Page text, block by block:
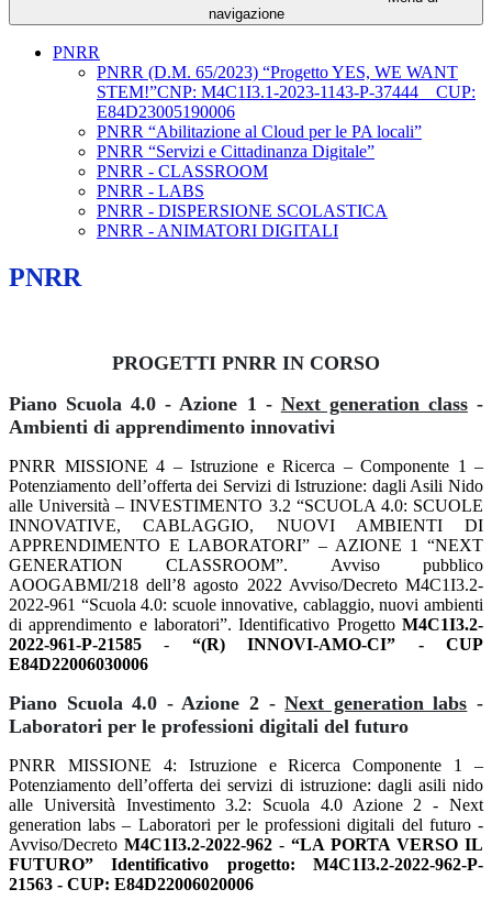
navigazione
PNRR
PNRR (D.M. 65/2023) “Progetto YES, WE WANT
STEM!”CNP: M4C1I3.1-2023-1143-P-37444 _ CUP:
E84D23005190006
PNRR “Abilitazione al Cloud per le PA locali”
PNRR “Servizi e Cittadinanza Digitale”
PNRR - CLASSROOM
PNRR - LABS
PNRR - DISPERSIONE SCOLASTICA
PNRR - ANIMATORI DIGITALI
PNRR
PROGETTI PNRR IN CORSO
Piano Scuola 4.0 - Azione 1 - Next generation class-
Ambienti di apprendimento innovativi
PNRR MISSIONE 4 – Istruzione e Ricerca – Componente 1 –
Potenziamento dell’offerta dei Servizi di Istruzione: dagli Asili Nido
alle Università – INVESTIMENTO 3.2 “SCUOLA 4.0: SCUOLE
INNOVATIVE, CABLAGGIO, NUOVI AMBIENTI DI
APPRENDIMENTO E LABORATORI” – AZIONE 1 “NEXT
GENERATION CLASSROOM”. Avviso pubblico
AOOGABMI/218 dell’8 agosto 2022 Avviso/Decreto M4C1I3.2-
2022-961 “Scuola 4.0: scuole innovative, cablaggio, nuovi ambienti
di apprendimento e laboratori”. Identificativo Progetto M4C1I3.2-
2022-961-P-21585- “(R) INNOVI-AMO-CI” - CUP
E84D22006030006
Piano Scuola 4.0 - Azione 2 -Next generation labs -
Laboratori per le professioni digitali del futuro
PNRR MISSIONE 4: Istruzione e Ricerca Componente 1 –
Potenziamento dell’offerta dei servizi di istruzione: dagli asili nido
alle Università Investimento 3.2: Scuola 4.0 Azione 2 - Next
generation labs – Laboratori per le professioni digitali del futuro -
Avviso/Decreto M4C1I3.2-2022-962 - “LA PORTA VERSO IL
FUTURO” Identificativo progetto: M4C1I3.2-2022-962-P-
21563 - CUP: E84D22006020006